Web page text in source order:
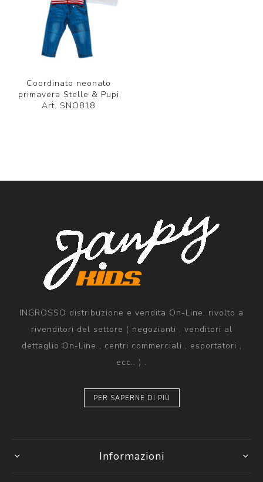
Coordinato neonato
primavera Stelle & Pupi
Art. SNO818
INGROSSO distribuzione e vendita On-Line, rivolto a
rivenditori del settore ( negozianti , venditori al
dettaglio On-Line , centri commerciali , esportatori ,
ecc.. ) .
PER SAPERNE DI PIÙ
Informazioni